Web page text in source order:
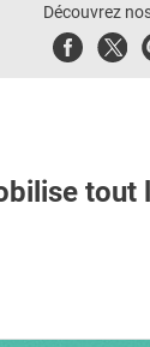
Découvrez
Facebook